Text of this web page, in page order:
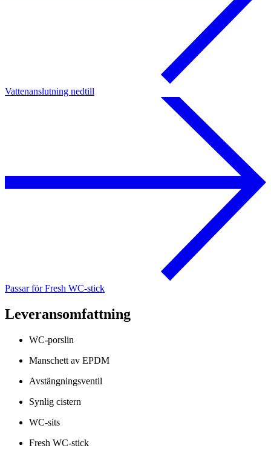
Vattenanslutning nedtill
Passar för Fresh WC-stick
Leveransomfattning
WC-porslin
Manschett av EPDM
Avstängningsventil
Synlig cistern
WC-sits
Fresh WC-stick